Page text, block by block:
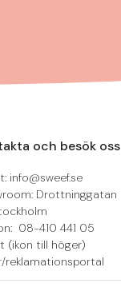
och besök oss
info@sweef.se
Drottninggatan
08-410 441 05
(ikon till höger)
reklamationsportal